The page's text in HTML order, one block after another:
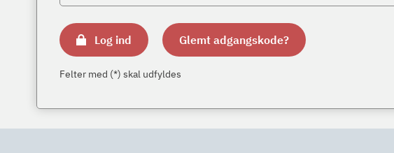
Log ind Glemt adgangskode?
Felter med (*) skal udfyldes